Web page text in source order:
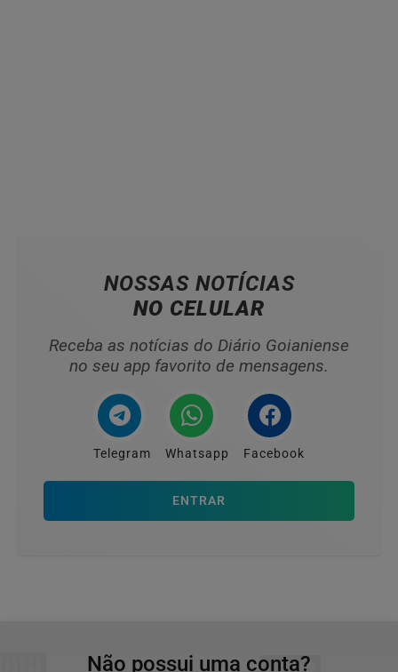
NOSSAS NOTÍCIAS
NO CELULAR
Receba as notícias do Diário Goianiense
no seu app favorito de mensagens.
Telegram Whatsapp Facebook
ENTRAR
Não possui uma conta?